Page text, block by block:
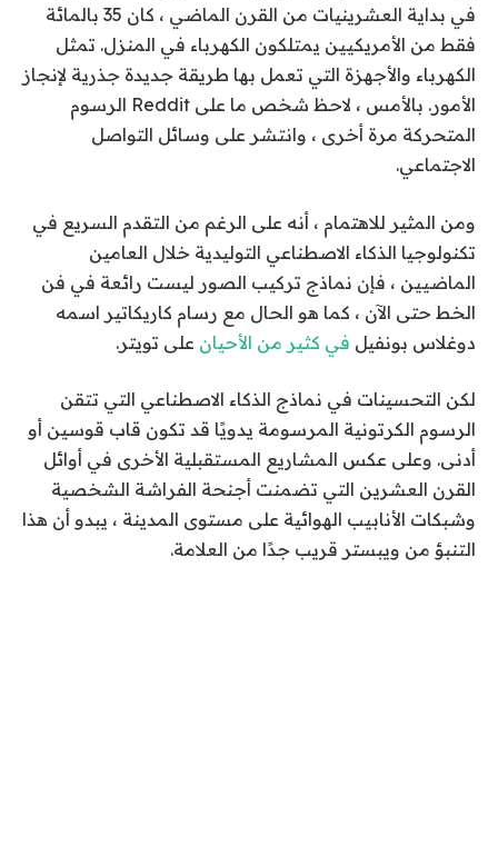
في بداية العشرينيات من القرن الماضي ، كان 35 بالمائة
فقط من الأمريكيين يمتلكون الكهرباء في المنزل. تمثل
الكهرباء والأجهزة التي تعمل بها طريقة جديدة جذرية لإنجاز
الأمور. بالأمس ، لاحظ شخص ما على Reddit الرسوم
المتحركة مرة أخرى ، وانتشر على وسائل التواصل
الاجتماعي.
ومن المثير للاهتمام ، أنه على الرغم من التقدم السريع في
تكنولوجيا الذكاء الاصطناعي التوليدية خلال العامين
الماضيين ، فإن نماذج تركيب الصور ليست رائعة في فن
الخط حتى الآن ، كما هو الحال مع رسام كاريكاتير اسمه
دوغلاس بونفيل في كثير من الأحيان على تويتر.
لكن التحسينات في نماذج الذكاء الاصطناعي التي تتقن
الرسوم الكرتونية المرسومة يدويًا قد تكون قاب قوسين أو
أدنى. وعلى عكس المشاريع المستقبلية الأخرى في أوائل
القرن العشرين التي تضمنت أجنحة الفراشة الشخصية
وشبكات الأنابيب الهوائية على مستوى المدينة ، يبدو أن هذا
التنبؤ من ويبستر قريب جدًا من العلامة.